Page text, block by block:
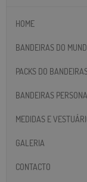
HOME
BANDEIRAS DO
PACKS DO
BANDEIRAS
MEDIDAS E
GALERIA
CONTACTO